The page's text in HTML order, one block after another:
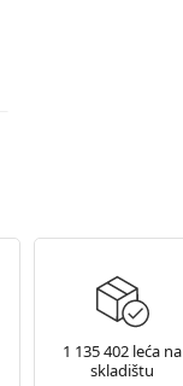
1 135 402 leća na
skladištu